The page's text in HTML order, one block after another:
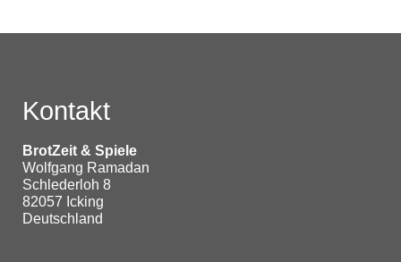
a
s
t
a
l
t
Kontakt
BrotZeit & Spiele
Wolfgang Ramadan
Schlederloh 8
82057 Icking
Deutschland